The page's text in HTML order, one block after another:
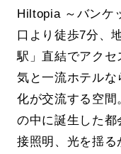
Hiltopia ～バンケ
口より徒歩7分、
駅」直結でアク
気と一流ホテル
化が交流する空
の中に誕生した
接照明、光を揺る